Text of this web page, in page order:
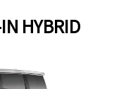
HYBRID